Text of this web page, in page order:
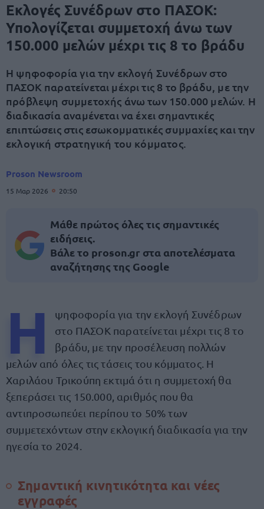
Εκλογές Συνέδρων στο ΠΑΣΟΚ:
Υπολογίζεται συμμετοχή άνω των
150.000 μελών μέχρι τις 8 το βράδυ
Η ψηφοφορία για την εκλογή Συνέδρων στο
ΠΑΣΟΚ παρατείνεται μέχρι τις 8 το βράδυ, με την
πρόβλεψη συμμετοχής άνω των 150.000 μελών. Η
διαδικασία αναμένεται να έχει σημαντικές
επιπτώσεις στις εσωκομματικές συμμαχίες και την
εκλογική στρατηγική του κόμματος.
Proson Newsroom
15 Μαρ 2026 20:50
Μάθε πρώτος όλες τις σημαντικές
ειδήσεις.
Βάλε το proson.gr στα αποτελέσματα
αναζήτησης της Google
Η
ψηφοφορία για την εκλογή Συνέδρων
στο ΠΑΣΟΚ παρατείνεται μέχρι τις 8 το
βράδυ, με την προσέλευση πολλών
μελών από όλες τις τάσεις του κόμματος. Η
Χαριλάου Τρικούπη εκτιμά ότι η συμμετοχή θα
ξεπεράσει τις 150.000, αριθμός που θα
αντιπροσωπεύει περίπου το 50% των
συμμετεχόντων στην εκλογική διαδικασία για την
ηγεσία το 2024.
Σημαντική κινητικότητα και νέες
εγγραφές